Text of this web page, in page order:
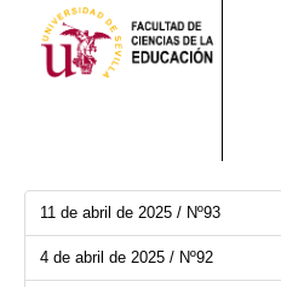
11 de abril de 2025 / Nº93
4 de abril de 2025 / Nº92